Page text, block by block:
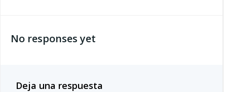
entradas
No responses yet
Deja una respuesta